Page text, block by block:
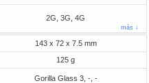
2G, 3G, 4G
más ↓
143 x 72 x 7.5 mm
125 g
Gorilla Glass 3, -, -